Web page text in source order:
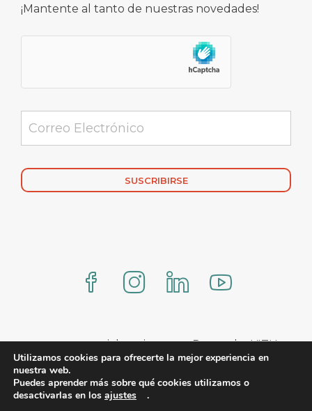
¡Mantente al tanto de nuestras novedades!
www.comercialmexicana.eu Proteo by YITH
Utilizamos cookies para ofrecerte la mejor experiencia en
nuestra web.
Puedes aprender más sobre qué cookies utilizamos o
desactivarlas en los ajustes .